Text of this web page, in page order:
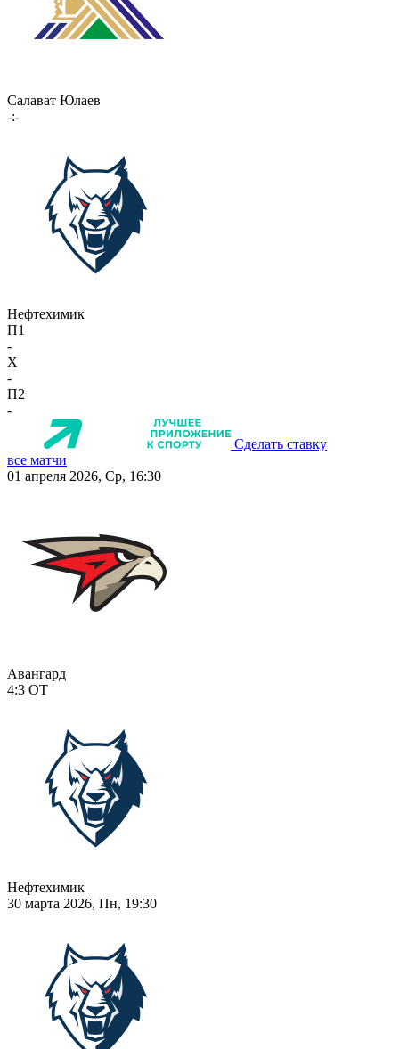
Салават Юлаев
-:-
Нефтехимик
П1
-
X
-
П2
-
Сделать ставку
все матчи
01 апреля 2026, Ср, 16:30
Авангард
4:3 ОТ
Нефтехимик
30 марта 2026, Пн, 19:30